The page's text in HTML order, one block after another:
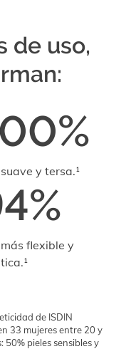
de uso,
y tersa.¹
flexible y
de ISDIN
33 mujeres entre 20 y
50% pieles sensibles y